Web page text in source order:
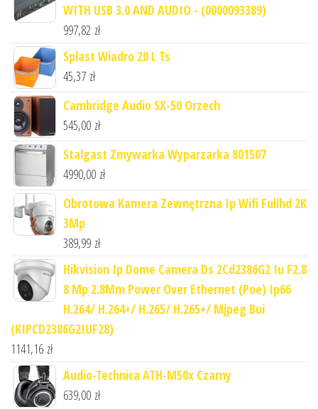
WITH USB 3.0 AND AUDIO - (0000093389)
997,82 zł
Splast Wiadro 20 L Ts
45,37 zł
Cambridge Audio SX-50 Orzech
545,00 zł
Stalgast Zmywarka Wyparzarka 801507
4990,00 zł
Obrotowa Kamera Zewnętrzna Ip Wifi Fullhd 2K
3Mp
389,99 zł
Hikvision Ip Dome Camera Ds 2Cd2386G2 Iu F2.8
8 Mp 2.8Mm Power Over Ethernet (Poe) Ip66
H.264/ H.264+/ H.265/ H.265+/ Mjpeg Bui
(KIPCD2386G2IUF28)
1141,16 zł
Audio-Technica ATH-M50x Czarny
639,00 zł